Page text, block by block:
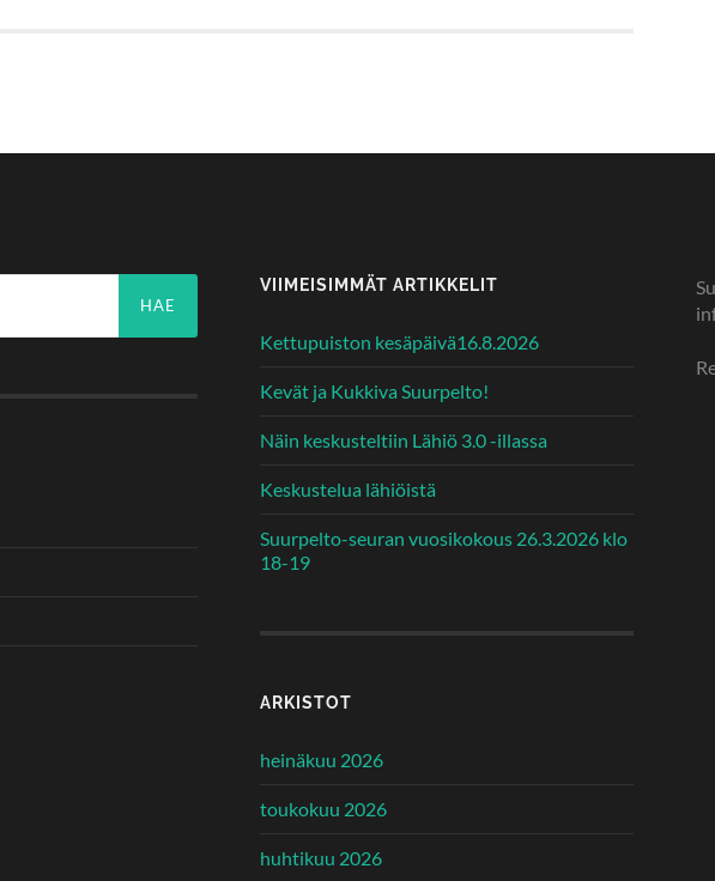
VIIMEISIMMÄT ARTIKKELIT
Kettupuiston kesäpäivä16.8.2026
Kevät ja Kukkiva Suurpelto!
Näin keskusteltiin Lähiö 3.0 -illassa
Keskustelua lähiöistä
Suurpelto-seuran vuosikokous 26.3.2026 klo
18-19
ARKISTOT
heinäkuu 2026
toukokuu 2026
huhtikuu 2026